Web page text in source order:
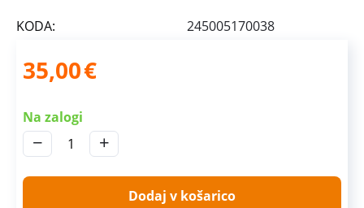
KODA: 245005170038
35,00€
Na zalogi
+
−
Dodaj v košarico